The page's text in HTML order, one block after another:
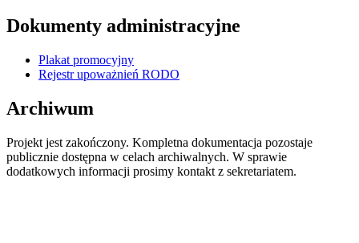
Dokumenty administracyjne
Plakat promocyjny
Rejestr upoważnień RODO
Archiwum
Projekt jest zakończony. Kompletna dokumentacja pozostaje
publicznie dostępna w celach archiwalnych. W sprawie
dodatkowych informacji prosimy kontakt z sekretariatem.